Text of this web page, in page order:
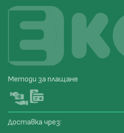
Методи за плащане
Доставка чрез: